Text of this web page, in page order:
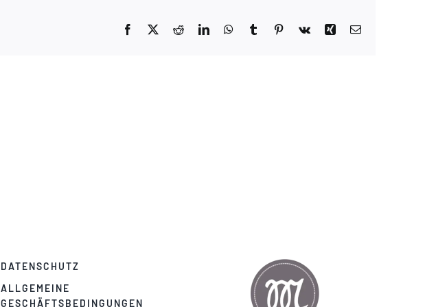
Facebook Reddit LinkedInWhatsApp
TumblrPinterest
Vk Xing
DATENSCHUTZ
ALLGEMEINE
GESCHÄFTSBEDINGUNGEN